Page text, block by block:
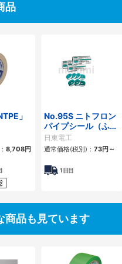
品
」
8,708円
No.95S ニトフロン
パイプシール（ふっ
素樹脂製品）
日東電工
通常価格(税別)： 73円 ～
1日目
商品も見ています